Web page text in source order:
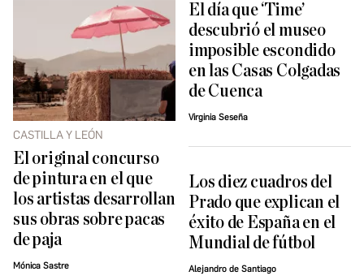
CASTILLA Y LEÓN
El original concurso
de pintura en el que
los artistas desarrollan
sus obras sobre pacas
de paja
Mónica Sastre
El día que ‘Time’
descubrió el museo
imposible escondido
en las Casas Colgadas
de Cuenca
Virginia Seseña
Los diez cuadros del
Prado que explican el
éxito de España en el
Mundial de fútbol
Alejandro de Santiago